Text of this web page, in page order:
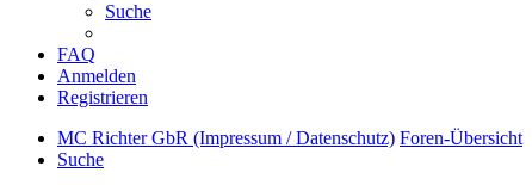
Suche
FAQ
Anmelden
Registrieren
MC Richter GbR (Impressum / Datenschutz) Foren-Übersicht
Suche